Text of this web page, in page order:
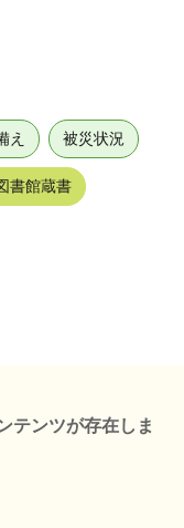
え 被災状況
書館蔵書
テンツが存在しま